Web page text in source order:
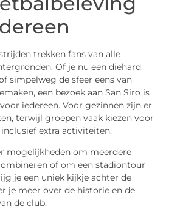
trekken fans van alle
Of je nu een diehard
simpelweg de sfeer eens van
een bezoek aan San Siro is
iedereen. Voor gezinnen zijn er
terwijl groepen vaak kiezen voor
extra activiteiten.
mogelijkheden om meerdere
of om een stadiontour
je een uniek kijkje achter de
je meer over de historie en de
de club.